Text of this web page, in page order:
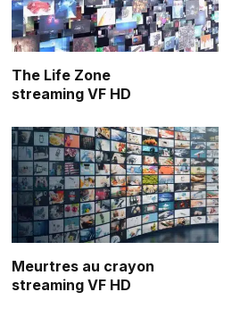
The Life Zone
streaming VF HD
Meurtres au crayon
streaming VF HD